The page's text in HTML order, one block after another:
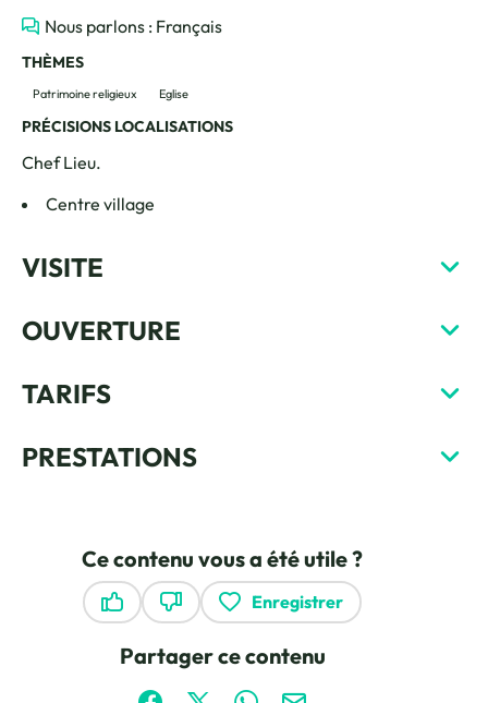
Nous parlons : Français
THÈMES
Patrimoine religieux Eglise
PRÉCISIONS LOCALISATIONS
Chef Lieu.
Centre village
VISITE
OUVERTURE
TARIFS
PRESTATIONS
Ce contenu vous a été utile ?
Enregistrer
Partager ce contenu